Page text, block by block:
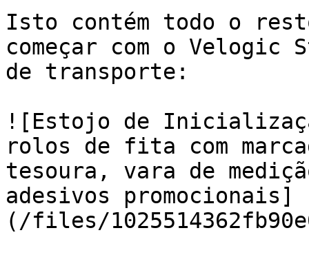
Isto contém todo o
começar com o
de transporte:
![Estojo de
rolos de fita com
tesoura, vara de
adesivos promocionais]
(/files/